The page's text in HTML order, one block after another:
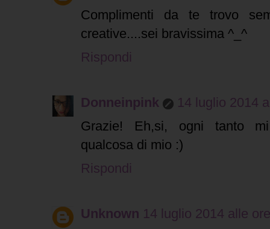
Complimenti da te trovo
creative....sei bravissima ^_^
Rispondi
Donneinpink
14 luglio 2014
Grazie! Eh,si, ogni tanto
qualcosa di mio :)
Rispondi
Unknown 14 luglio 2014 alle